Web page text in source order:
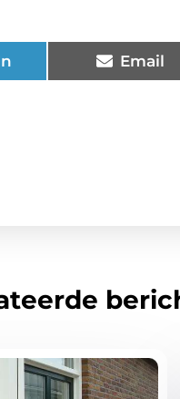
Email